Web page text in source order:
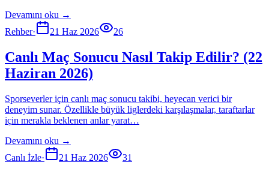
Devamını oku →
Rehber· 21 Haz 2026 26
Canlı Maç Sonucu Nasıl Takip Edilir? (22
Haziran 2026)
Sporseverler için canlı maç sonucu takibi, heyecan verici bir
deneyim sunar. Özellikle büyük liglerdeki karşılaşmalar, taraftarlar
için merakla beklenen anlar yarat…
Devamını oku →
Canlı İzle· 21 Haz 2026 31